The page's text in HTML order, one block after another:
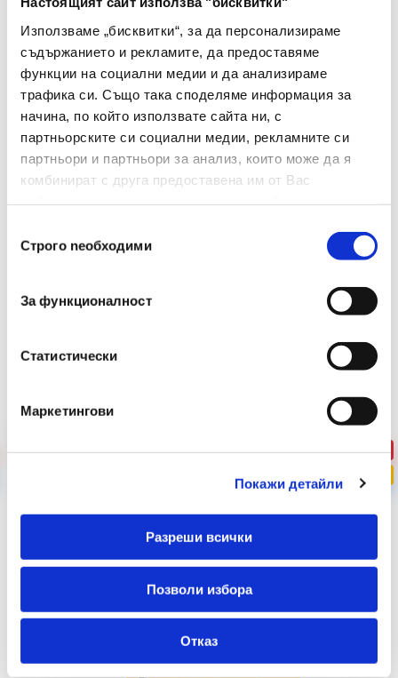
Използваме „бисквитки“, за да персонализираме
съдържанието и рекламите, да предоставяме
функции на социални медии и да анализираме
трафика си. Също така споделяме информация за
начина, по който използвате сайта ни, с
партньорските си социални медии, рекламните си
партньори и партньори за анализ, които може да я
комбинират с друга предоставена им от Вас
наСтрого nеобходими
За функционалност
Статистически
Маркетингови
Покажи детайли
Разреши всички
Позволи избора
Отказ
Вид Кламери
Сребрист
Материал Никел
Брой В Опаковка 100
Размери(мм) 32
Препоръчани Продукти
-0%
ПРОМО